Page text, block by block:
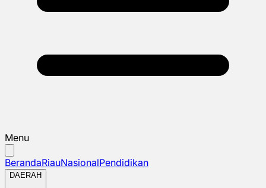
Menu
BerandaRiauNasionalPendidikan
DAERAH